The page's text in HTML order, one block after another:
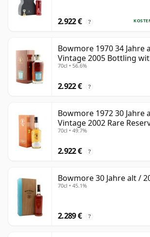
2.922 € ?
Bowmore 1970 34 Jahre
Vintage 2005 Bottling
70cl • 56.6%
2.922 € ?
Bowmore 1972 30 Jahre
Vintage 2002 Rare
70cl • 49.7%
2.922 € ?
Bowmore 30 Jahre alt /
70cl • 45.1%
2.289 € ?